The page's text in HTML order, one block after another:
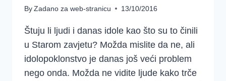
ByZadano za web-stranicu 13/10/2016
Štuju li ljudi i danas idole kao što su to činili
u Starom zavjetu? Možda mislite da ne, ali
idolopoklonstvo je danas još veći problem
nego onda. Možda ne vidite ljude kako trče